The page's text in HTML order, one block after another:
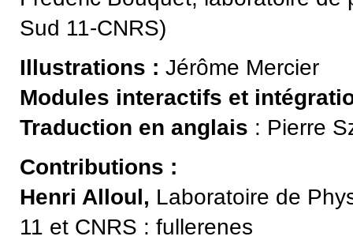
Sud 11-CNRS)
Illustrations : Jérôme Mercier
Modules interactifs et
Traduction en anglais : Pierre
Contributions :
Henri Alloul, Laboratoire de
11 et CNRS : fullerenes